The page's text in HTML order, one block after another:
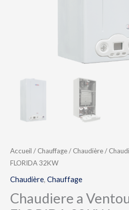
Accueil / Chauffage/ Chaudière/
FLORIDA 32KW
Chaudière, Chauffage
Chaudiere a